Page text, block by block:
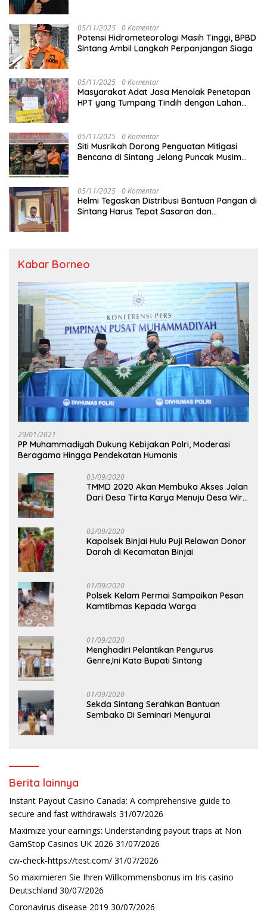
05/11/2025 0 Komentar
Potensi Hidrometeorologi Masih Tinggi, BPBD
Sintang Ambil Langkah Perpanjangan Siaga
05/11/2025 0 Komentar
Masyarakat Adat Jasa Menolak Penetapan
HPT yang Tumpang Tindih dengan Lahan
05/11/2025 0 Komentar
Siti Musrikah Dorong Penguatan Mitigasi
Bencana di Sintang Jelang Puncak Musim
05/11/2025 0 Komentar
Helmi Tegaskan Distribusi Bantuan Pangan di
Sintang Harus Tepat Sasaran dan
Kabar Borneo
29/01/2021
PP Muhammadiyah Dukung Kebijakan Polri, Moderasi
Beragama Hingga Pendekatan Humanis
03/09/2020
TMMD 2020 Akan Membuka Akses Jalan
Dari Desa Tirta Karya Menuju Desa Wira
02/09/2020
Kapolsek Binjai Hulu Puji Relawan Donor
Darah di Kecamatan Binjai
01/09/2020
Polsek Kelam Permai Sampaikan Pesan
Kamtibmas Kepada Warga
01/09/2020
Menghadiri Pelantikan Pengurus
Genre,Ini Kata Bupati Sintang
01/09/2020
Sekda Sintang Serahkan Bantuan
Sembako Di Seminari Menyurai
Berita lainnya
Instant Payout Casino Canada: A comprehensive guide to
secure and fast withdrawals 31/07/2026
Maximize your earnings: Understanding payout traps at Non
GamStop Casinos UK 2026 31/07/2026
cw-check-https://test.com/ 31/07/2026
So maximieren Sie Ihren Willkommensbonus im Iris casino
Deutschland 30/07/2026
Coronavirus disease 2019 30/07/2026